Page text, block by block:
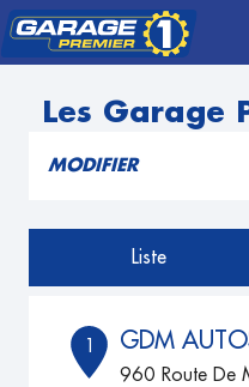
Les Garage
MODIFIER
Liste
1 GDM
960 Route De